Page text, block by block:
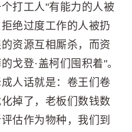
打工人"有能力的人被
绝过度工作的人被扔
资源互相厮杀，而资
戈登·盖柯们囤积着"。
人话就是：卷王们卷
掉了，老板们数钱数
估作为物种，我们到